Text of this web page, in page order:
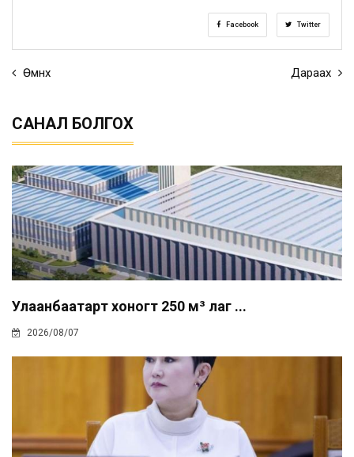
Facebook Twitter
Өмнөх Дараах
САНАЛ БОЛГОХ
Улаанбаатарт хоногт 250 м³ лаг ...
2026/08/07